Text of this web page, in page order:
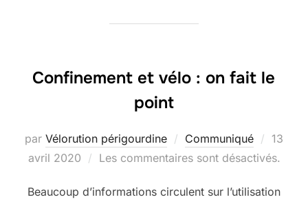
Confinement et vélo : on fait le
point
par Vélorution périgourdine Communiqué
Publié
le
13
avril 2020
Les commentaires sont désactivés.
Beaucoup d’informations circulent sur l’utilisation